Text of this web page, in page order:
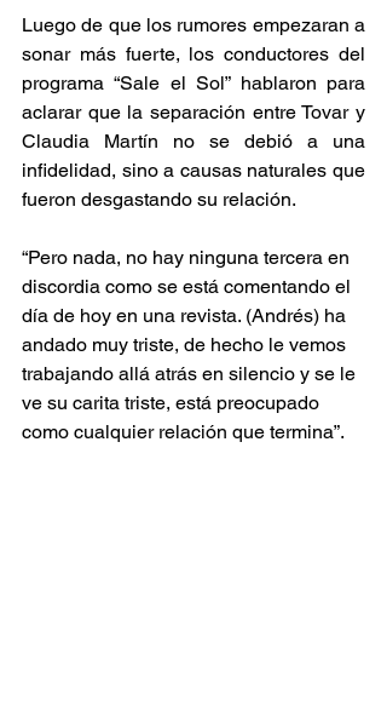
Luego de que los rumores empezaran a
sonar más fuerte, los conductores del
programa “Sale el Sol” hablaron para
aclarar que la separación entre Tovar y
Claudia Martín no se debió a una
infidelidad, sino a causas naturales que
fueron desgastando su relación.
“Pero nada, no hay ninguna tercera en
discordia como se está comentando el
día de hoy en una revista. (Andrés) ha
andado muy triste, de hecho le vemos
trabajando allá atrás en silencio y se le
ve su carita triste, está preocupado
como cualquier relación que termina”.